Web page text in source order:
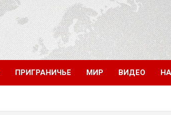
ПРИГРАНИЧЬЕ МИР ВИДЕО